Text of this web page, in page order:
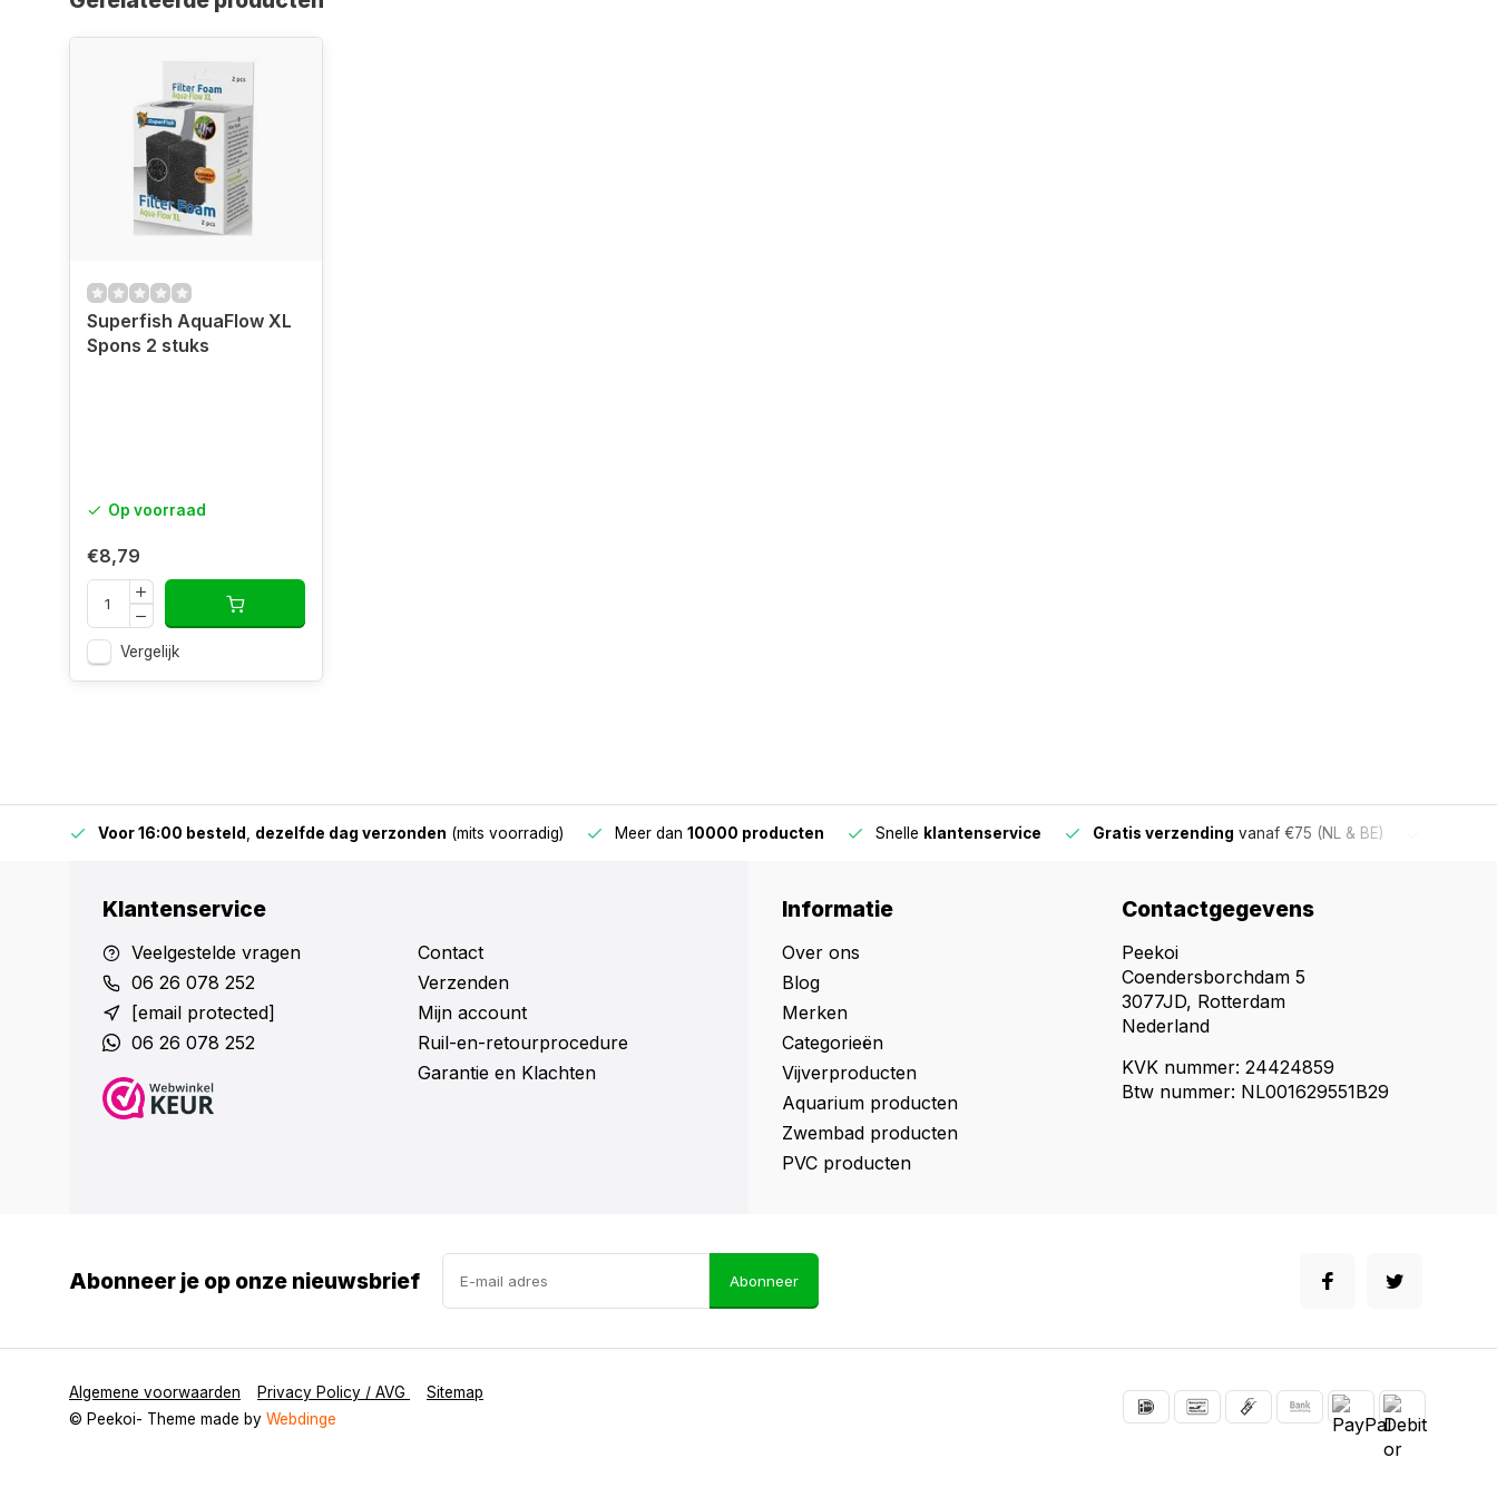
Superfish AquaFlow XL
Spons 2 stuks
Op voorraad
€8,79
Vergelijk
Voor 16:00 besteld dezelfde dag verzonden (mits voorradig) Meer dan 10000 producten Snelle klantenservice Gratis verzending vanaf €75 (NL & BE)
Klantenservice
Veelgestelde vragen
06 26 078 252
[email protected]
06 26 078 252
Contact
Verzenden
Mijn account
Ruil-en-retourprocedure
Garantie en Klachten
Informatie
Over ons
Blog
Merken
Categorieën
Vijverproducten
Aquarium producten
Zwembad producten
PVC producten
Contactgegevens
Peekoi
Coendersborchdam 5
3077JD, Rotterdam
Nederland
KVK nummer: 24424859
Btw nummer: NL001629551B29
Abonneer je op onze nieuwsbrief Abonneer
Algemene voorwaarden Privacy Policy / AVG
Sitemap
© Peekoi- Theme made by Webdinge